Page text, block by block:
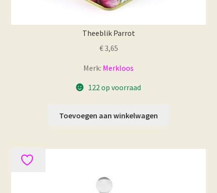
Theeblik Parrot
€3,65
Merk: Merkloos
122 op voorraad
Toevoegen aan winkelwagen